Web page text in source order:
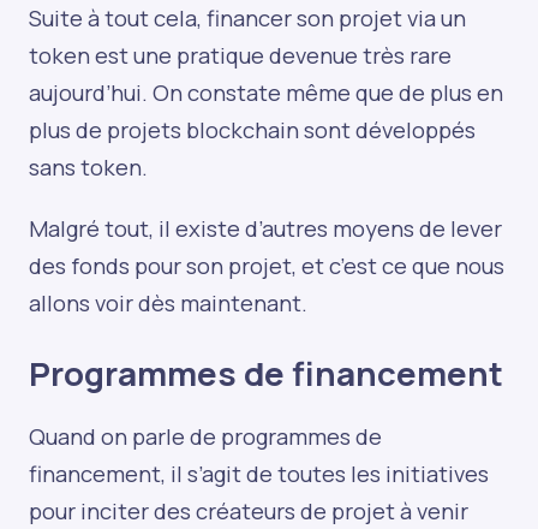
Suite à tout cela, financer son projet via un
token est une pratique devenue très rare
aujourd’hui. On constate même que de plus en
plus de projets blockchain sont développés
sans token.
Malgré tout, il existe d’autres moyens de lever
des fonds pour son projet, et c’est ce que nous
allons voir dès maintenant.
Programmes de financement
Quand on parle de programmes de
financement, il s’agit de toutes les initiatives
pour inciter des créateurs de projet à venir